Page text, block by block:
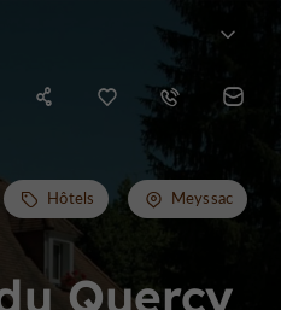
Quercy
Hôtels Meyssac